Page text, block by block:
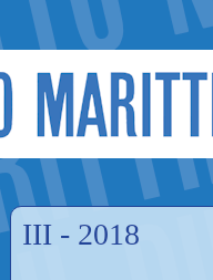
III - 2018